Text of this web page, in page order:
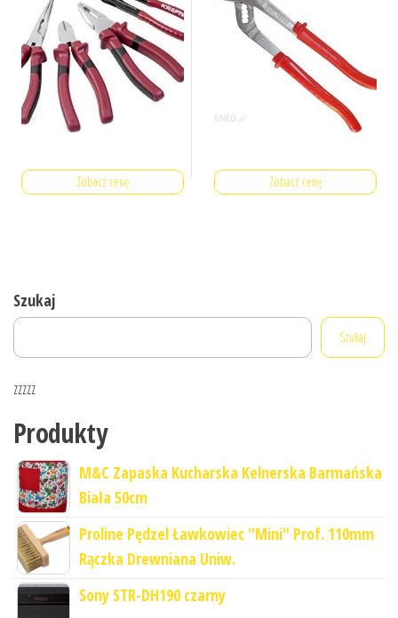
Zobacz cenę Zobacz cenę
Szukaj
Szukaj
zzzzz
Produkty
M&C Zapaska Kucharska Kelnerska Barmańska
Biała 50cm
Proline Pędzel Ławkowiec "Mini" Prof. 110mm
Rączka Drewniana Uniw.
Sony STR-DH190 czarny